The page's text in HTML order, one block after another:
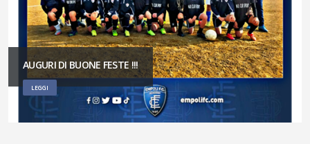
AUGURI DI BUONE FESTE !!!
LEGGI